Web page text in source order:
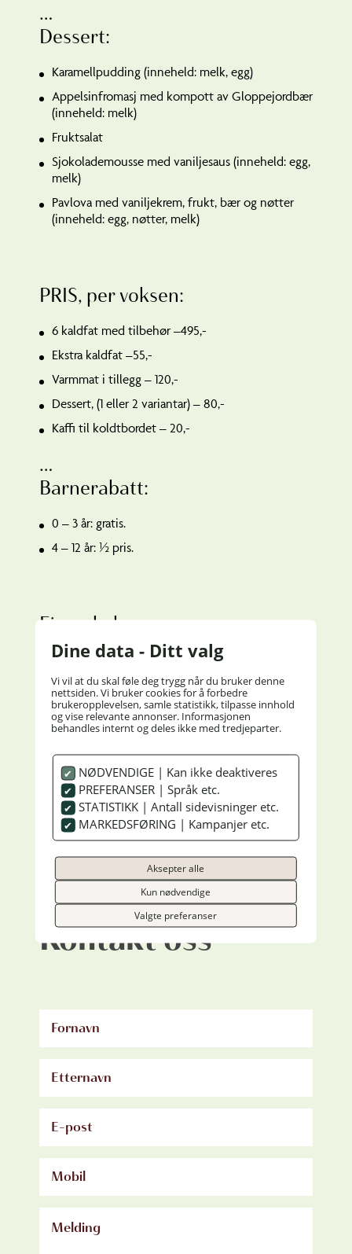
Dine data - Ditt valg
Vi vil at du skal føle deg trygg når du bruker denne
nettsiden. Vi bruker cookies for å forbedre
brukeropplevelsen, samle statistikk, tilpasse innhold
og vise relevante annonser. Informasjonen
behandles internt og deles ikke med tredjeparter.
NØDVENDIGE | Kan ikke deaktiveres
PREFERANSER | Språk etc.
STATISTIKK | Antall sidevisninger etc.
MARKEDSFØRING | Kampanjer etc.
Aksepter alle
Kun nødvendige
Valgte preferanser
…
Dessert:
Karamellpudding (inneheld: melk, egg)
Appelsinfromasj med kompott av Gloppejordbær
(inneheld: melk)
Fruktsalat
Sjokolademousse med vaniljesaus (inneheld: egg,
melk)
Pavlova med vaniljekrem, frukt, bær og nøtter
(inneheld: egg, nøtter, melk)
PRIS, per voksen:
6 kaldfat med tilbehør –495,-
Ekstra kaldfat –55,-
Varmmat i tillegg – 120,-
Dessert, (1 eller 2 variantar) – 80,-
Kaffi til koldtbordet – 20,-
…
Barnerabatt:
0 – 3 år: gratis.
4 – 12 år: ½ pris.
Eigne kaker:
Ynskjer du å ta med eigne kaker, set vi det opp og
serverer kaffi til. Dette kostar kr 195,- per person for
middagsgjester. NB! Hugs at kakene må vere
ferdigstilt når dei vert leverte til oss. Prisar for
kaffigjester i forbindelse med selskap: (som ikkje
Kontakt oss
Ta kontakt med oss for eit tilbud!